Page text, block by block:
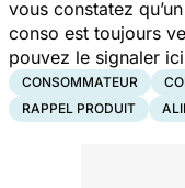
vous constatez
conso est toujours
pouvez le signaler
CONSOMMATEUR
RAPPEL PRODUIT